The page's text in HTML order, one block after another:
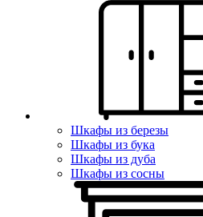
Шкафы из березы
Шкафы из бука
Шкафы из дуба
Шкафы из сосны